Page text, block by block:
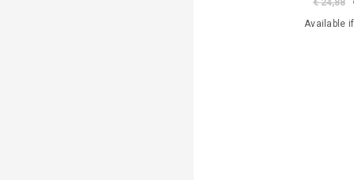
€ 24,88
Available